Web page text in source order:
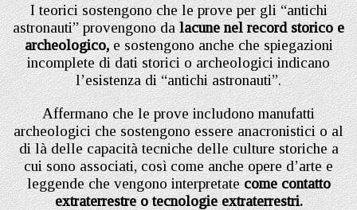
I teorici sostengono che le prove per gli “antichi
astronauti” provengono dalacune nel record storico e
archeologico,e sostengono anche che spiegazioni
incomplete di dati storici o archeologici indicano
l’esistenza di “antichi astronauti”.
Affermano che le prove includono manufatti
archeologici che sostengono essere anacronistici o al
di là delle capacità tecniche delle culture storiche a
cui sono associati, così come anche opere d’arte e
leggende che vengono interpretatecome contatto
extraterrestre o tecnologie extraterrestri.